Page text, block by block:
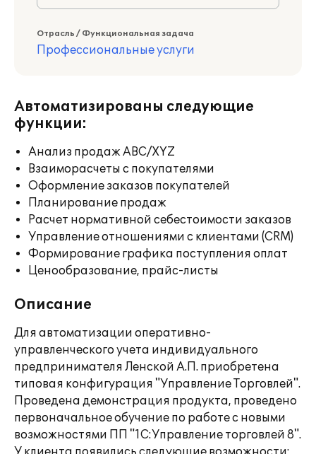
Отрасль / Функциональная задача
Профессиональные услуги
Автоматизированы следующие
функции:
Анализ продаж ABC/XYZ
Взаиморасчеты с покупателями
Оформление заказов покупателей
Планирование продаж
Расчет нормативной себестоимости заказов
Управление отношениями с клиентами (CRM)
Формирование графика поступления оплат
Ценообразование, прайс-листы
Описание
Для автоматизации оперативно-
управленческого учета индивидуального
предпринимателя Ленской А.П. приобретена
типовая конфигурация "Управление Торговлей".
Проведена демонстрация продукта, проведено
первоначальное обучение по работе с новыми
возможностями ПП "1С:Управление торговлей 8".